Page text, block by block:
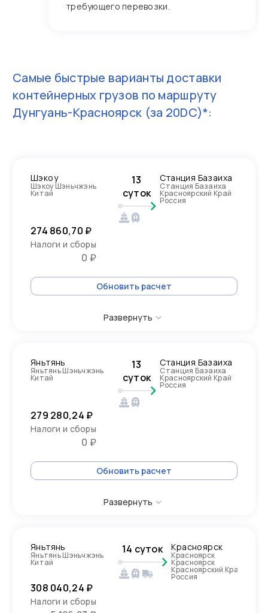
требующего перевозки.
Самые быстрые варианты доставки
контейнерных грузов по маршруту
Дунгуань-Красноярск (за 20DC)*:
Шэкоу
Шэкоу Шэньчжэнь
Китай
13
суток
Станция Базаиха
Станция Базаиха
Красноярский Край
Россия
274 860,70 ₽
Налоги и сборы
0 ₽
Обновить расчет
Развернуть
Яньтянь
Яньтянь Шэньчжэнь
Китай
13
суток
Станция Базаиха
Станция Базаиха
Красноярский Край
Россия
279 280,24 ₽
Налоги и сборы
0 ₽
Обновить расчет
Развернуть
Яньтянь
Яньтянь Шэньчжэнь
Китай
14 суток Красноярск
Красноярск
Красноярск
Красноярский Край,
Россия
308 040,24 ₽
Налоги и сборы